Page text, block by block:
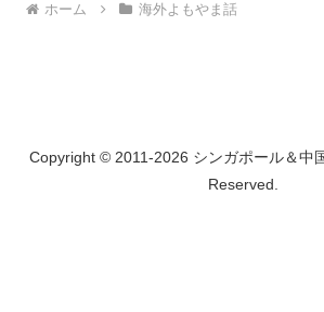
ホーム 海外よもやま話
Copyright © 2011-2026 シンガポール＆中
Reserved.